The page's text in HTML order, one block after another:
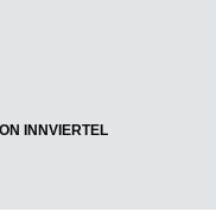
INNVIERTEL